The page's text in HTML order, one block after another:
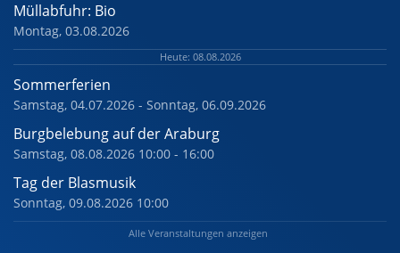
Müllabfuhr: Bio
Montag, 03.08.2026
Heute: 08.08.2026
Sommerferien
Samstag, 04.07.2026 - Sonntag, 06.09.2026
Burgbelebung auf der Araburg
Samstag, 08.08.2026 10:00 - 16:00
Tag der Blasmusik
Sonntag, 09.08.2026 10:00
Alle Veranstaltungen anzeigen